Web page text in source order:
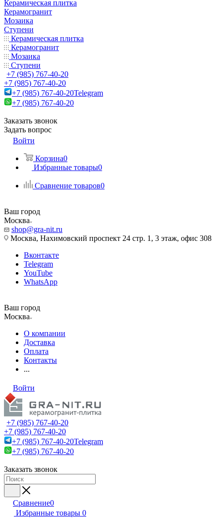
Керамическая плитка
Керамогранит
Мозаика
Ступени
Керамическая плитка
Керамогранит
Мозаика
Ступени
+7 (985) 767-40-20
+7 (985) 767-40-20
+7 (985) 767-40-20Telegram
+7 (985) 767-40-20
Заказать звонок
Задать вопрос
Войти
Корзина0
Избранные товары0
Сравнение товаров0
Ваш город
Москва
shop@gra-nit.ru
Москва, Нахимовский проспект 24 стр. 1, 3 этаж, офис 308
Вконтакте
Telegram
YouTube
WhatsApp
Ваш город
Москва
О компании
Доставка
Оплата
Контакты
...
Войти
+7 (985) 767-40-20
+7 (985) 767-40-20
+7 (985) 767-40-20Telegram
+7 (985) 767-40-20
Заказать звонок
Сравнение0
Избранные товары 0